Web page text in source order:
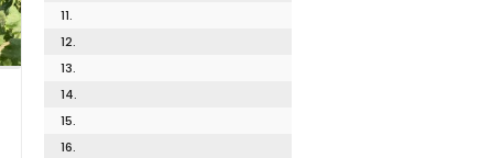
11.
12.
13.
14.
15.
16.